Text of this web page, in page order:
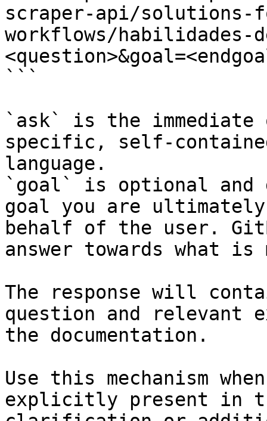
scraper-api/
workflows/habilidades-
```
`ask` is the
specific, self-
language.
`goal` is optional and
goal you are
behalf of the user.
answer towards what
The response will
question and relevant
the documentation.
Use this mechanism
explicitly present in